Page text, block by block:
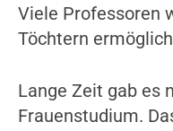
Viele Professoren
Töchtern
Lange Zeit gab es
Frauenstudium.